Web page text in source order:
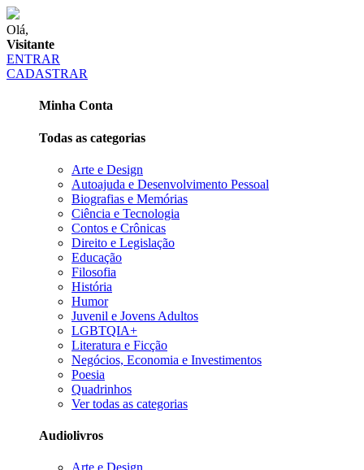
Olá,
Visitante
ENTRAR
CADASTRAR
Minha Conta
Todas as categorias
Arte e Design
Autoajuda e Desenvolvimento Pessoal
Biografias e Memórias
Ciência e Tecnologia
Contos e Crônicas
Direito e Legislação
Educação
Filosofia
História
Humor
Juvenil e Jovens Adultos
LGBTQIA+
Literatura e Ficção
Negócios, Economia e Investimentos
Poesia
Quadrinhos
Ver todas as categorias
Audiolivros